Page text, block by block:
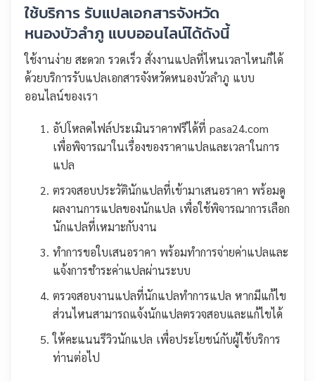
ใช้บริการ รับแปลเอกสารจังหวัด
หนองบัวลำภู แบบออนไลน์ได้ดังนี้
ใช้งานง่าย สะดวก รวดเร็ว สั่งงานแปลที่ไหนเวลาไหนก็ได้
ด้วยบริการรับแปลเอกสารจังหวัดหนองบัวลำภู แบบ
ออนไลน์ของเรา
อัปโหลดไฟล์ประเมินราคาฟรีได้ที่ pasa24.com
เพื่อพิจารณาในเรื่องของราคาแปลและเวลาในการ
แปล
ตรวจสอบประวัตินักแปลที่เข้ามาเสนอราคา พร้อมดู
ผลงานการแปลของนักแปล เพื่อใช้พิจารณาการเลือก
นักแปลที่เหมาะกับงาน
ทำการขอใบเสนอราคา พร้อมทำการจ่ายค่าแปลและ
แจ้งการชำระค่าแปลผ่านระบบ
ตรวจสอบงานแปลที่นักแปลทำการแปล หากมีแก้ไข
ส่วนไหนสามารถแจ้งนักแปลตรวจสอบและแก้ไขได้
ให้คะแนนรีวิวนักแปล เพื่อประโยชน์กับผู้ใช้บริการ
ท่านต่อไป